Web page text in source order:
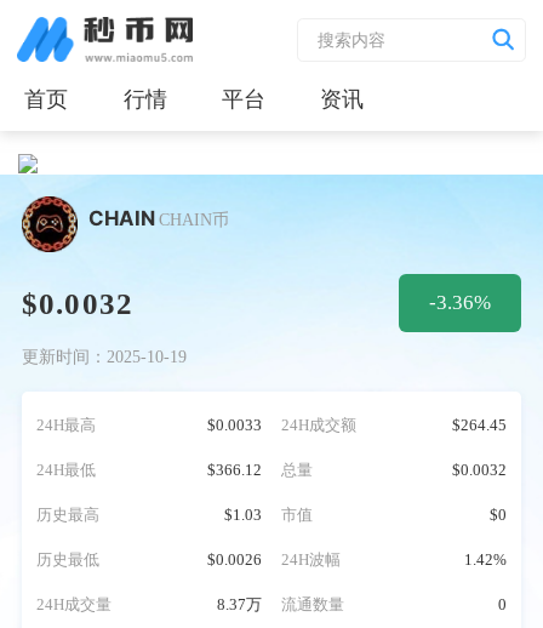
首页 行情 平台 资讯
CHAINCHAIN币
$0.0032 -3.36%
更新时间：2025-10-19
24H最高 $0.0033 24H成交额 $264.45
24H最低 $366.12 总量 $0.0032
历史最高 $1.03 市值 $0
历史最低 $0.0026 24H波幅 1.42%
24H成交量 8.37万 流通数量 0